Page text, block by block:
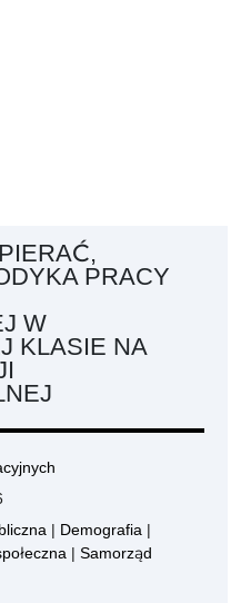
PRACY
W
KLASIE NA
| Demografia |
| Samorząd